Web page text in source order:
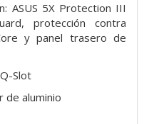
ASUS 5X Protection III
protección contra
y panel trasero de
Slot
de aluminio